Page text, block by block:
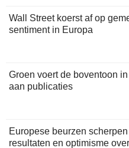
Wall Street koerst af op
sentiment in Europa
Groen voert de boventoon
aan publicaties
Europese beurzen
resultaten en optimisme